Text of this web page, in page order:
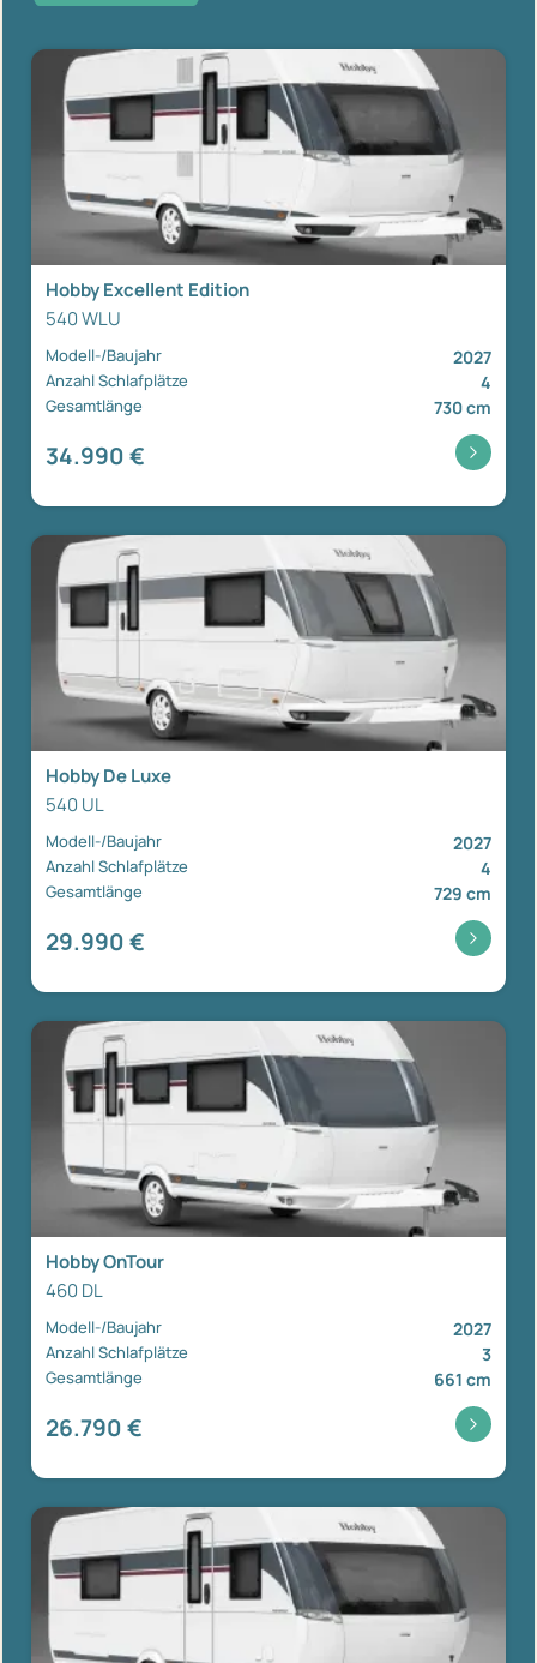
Hobby Excellent Edition
540 WLU
Modell-/Baujahr 2027
Anzahl Schlafplätze 4
Gesamtlänge 730 cm
34.990 €
Hobby De Luxe
540 UL
Modell-/Baujahr 2027
Anzahl Schlafplätze 4
Gesamtlänge 729 cm
29.990 €
Hobby OnTour
460 DL
Modell-/Baujahr 2027
Anzahl Schlafplätze 3
Gesamtlänge 661 cm
26.790 €